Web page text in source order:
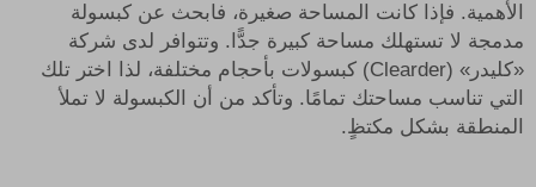
الأهمية. فإذا كانت المساحة صغيرة، فابحث عن كبسولة
مدمجة لا تستهلك مساحة كبيرة جدًّا. وتتوافر لدى شركة
«كليدر» (Clearder) كبسولات بأحجام مختلفة، لذا اختر تلك
التي تناسب مساحتك تمامًا. وتأكد من أن الكبسولة لا تملأ
المنطقة بشكل مكتظٍ.